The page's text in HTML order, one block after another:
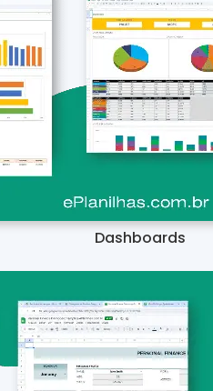
Dashboards